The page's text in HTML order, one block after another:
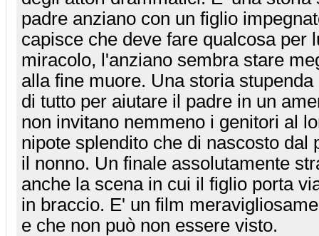
padre anziano con un figlio
capisce che deve fare qualcosa per
miracolo, l'anziano sembra stare
alla fine muore. Una storia
di tutto per aiutare il padre in un
non invitano nemmeno i genitori al
nipote splendito che di nascosto dal
il nonno. Un finale assolutamente
anche la scena in cui il figlio porta
in braccio. E' un film
e che non può non essere visto.